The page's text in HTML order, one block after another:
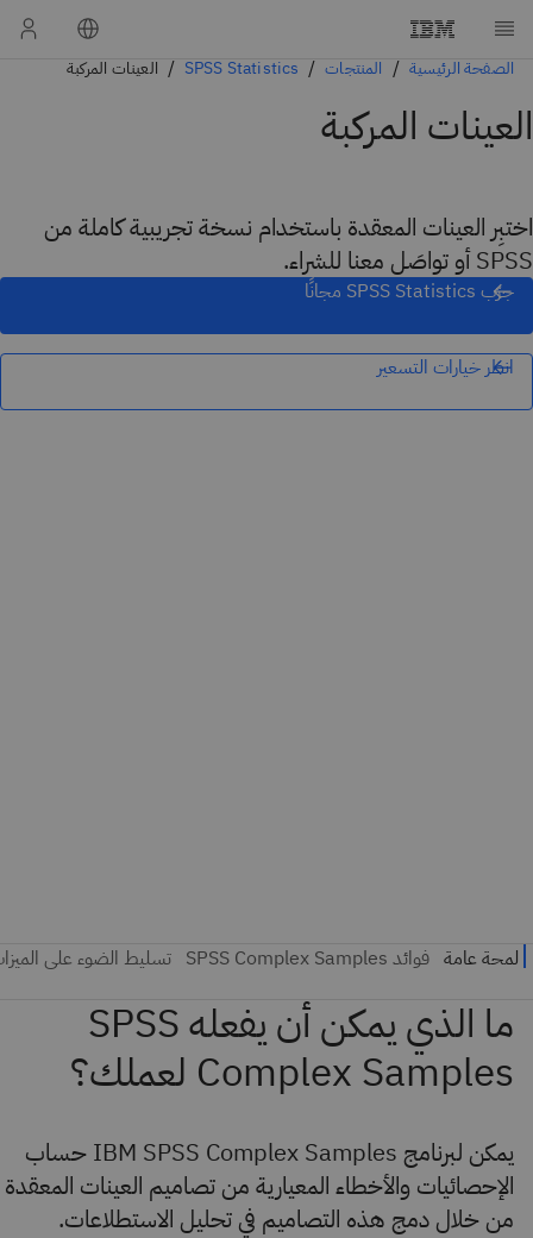
الصفحة الرئيسية المنتجات SPSS Statistics العينات المركبة
العينات المركبة
اختبِر العينات المعقدة باستخدام نسخة تجريبية كاملة من
SPSS أو تواصَل معنا للشراء.
جرّب SPSS Statistics مجانًا
انظر خيارات التسعير
يمكن لبرنامج IBM SPSS Complex Samples حساب
الإحصائيات والأخطاء المعيارية من تصاميم العينات المعقدة
من خلال دمج هذه التصاميم في تحليل الاستطلاعات.